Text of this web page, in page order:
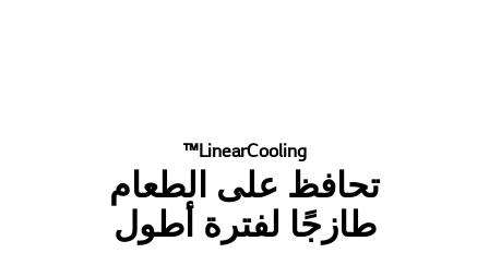
LinearCooling™
تحافظ على الطعام
طازجًا لفترة أطول